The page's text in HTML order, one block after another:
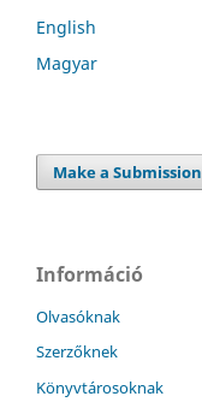
English
Magyar
Make a Submission
Információ
Olvasóknak
Szerzőknek
Könyvtárosoknak